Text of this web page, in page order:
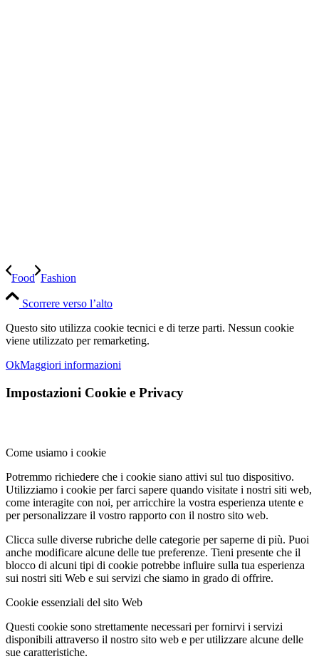
Food Fashion
Scorrere verso l’alto
Questo sito utilizza cookie tecnici e di terze parti. Nessun cookie
viene utilizzato per remarketing.
OkMaggiori informazioni
Impostazioni Cookie e Privacy
Come usiamo i cookie
Potremmo richiedere che i cookie siano attivi sul tuo dispositivo.
Utilizziamo i cookie per farci sapere quando visitate i nostri siti web,
come interagite con noi, per arricchire la vostra esperienza utente e
per personalizzare il vostro rapporto con il nostro sito web.
Clicca sulle diverse rubriche delle categorie per saperne di più. Puoi
anche modificare alcune delle tue preferenze. Tieni presente che il
blocco di alcuni tipi di cookie potrebbe influire sulla tua esperienza
sui nostri siti Web e sui servizi che siamo in grado di offrire.
Cookie essenziali del sito Web
Questi cookie sono strettamente necessari per fornirvi i servizi
disponibili attraverso il nostro sito web e per utilizzare alcune delle
sue caratteristiche.